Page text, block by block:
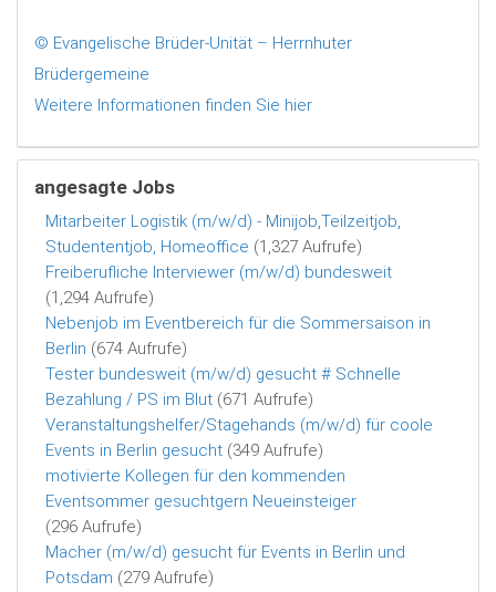
© Evangelische Brüder-Unität – Herrnhuter
Brüdergemeine
Weitere Informationen finden Sie hier
angesagte Jobs
Mitarbeiter Logistik (m/w/d) - Minijob,Teilzeitjob,
Studententjob, Homeoffice (1,327 Aufrufe)
Freiberufliche Interviewer (m/w/d) bundesweit
(1,294 Aufrufe)
Nebenjob im Eventbereich für die Sommersaison in
Berlin (674 Aufrufe)
Tester bundesweit (m/w/d) gesucht # Schnelle
Bezahlung / PS im Blut (671 Aufrufe)
Veranstaltungshelfer/Stagehands (m/w/d) für coole
Events in Berlin gesucht (349 Aufrufe)
motivierte Kollegen für den kommenden
Eventsommer gesuchtgern Neueinsteiger
(296 Aufrufe)
Macher (m/w/d) gesucht für Events in Berlin und
Potsdam (279 Aufrufe)